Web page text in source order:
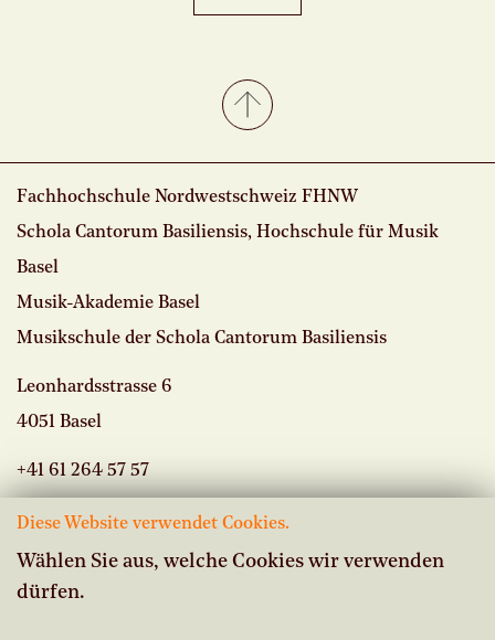
Fachhochschule Nordwestschweiz FHNW
Schola Cantorum Basiliensis, Hochschule für Musik
Basel
Musik-Akademie Basel
Musikschule der Schola Cantorum Basiliensis
Leonhardsstrasse 6
4051 Basel
+41 61 264 57 57
Vacancies
Diese Website verwendet Cookies.
Wählen Sie aus, welche Cookies wir verwenden
dürfen.